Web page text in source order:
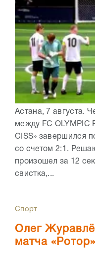
Астана, 7 августа.
между FC OLYMPIC
CISS» завершился
со счетом 2:1.
произошел за 12
свистка,...
Спорт
Олег
матча